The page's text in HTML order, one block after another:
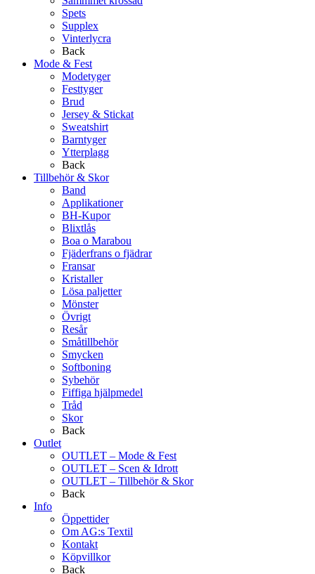
Spets
Supplex
Vinterlycra
Back
Mode & Fest
Modetyger
Festtyger
Brud
Jersey & Stickat
Sweatshirt
Barntyger
Ytterplagg
Back
Tillbehör & Skor
Band
Applikationer
BH-Kupor
Blixtlås
Boa o Marabou
Fjäderfrans o fjädrar
Fransar
Kristaller
Lösa paljetter
Mönster
Övrigt
Resår
Småtillbehör
Smycken
Softboning
Sybehör
Fiffiga hjälpmedel
Tråd
Skor
Back
Outlet
OUTLET – Mode & Fest
OUTLET – Scen & Idrott
OUTLET – Tillbehör & Skor
Back
Info
Öppettider
Om AG:s Textil
Kontakt
Köpvillkor
Back